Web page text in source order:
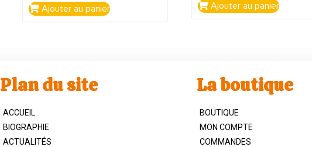
Ajouter au panier Ajouter au panier
Plan du site
ACCUEIL
BIOGRAPHIE
ACTUALITÉS
La boutique
BOUTIQUE
MON COMPTE
COMMANDES